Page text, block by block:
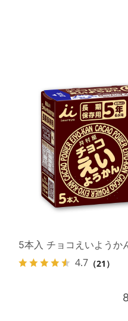
5本入 チョコえいようか
4.7 （21）